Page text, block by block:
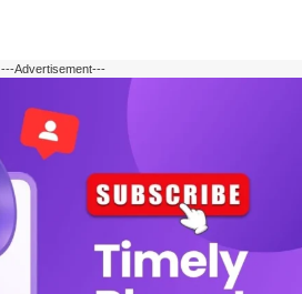
---Advertisement---